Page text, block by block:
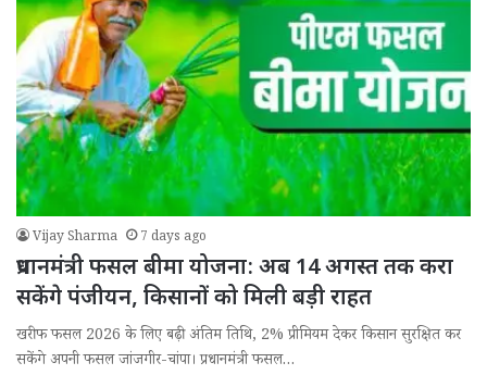
Vijay Sharma 7 days ago
प्रधानमंत्री फसल बीमा योजना: अब 14 अगस्त तक करा
सकेंगे पंजीयन, किसानों को मिली बड़ी राहत
खरीफ फसल 2026 के लिए बढ़ी अंतिम तिथि, 2% प्रीमियम देकर किसान सुरक्षित कर
सकेंगे अपनी फसल जांजगीर-चांपा। प्रधानमंत्री फसल…